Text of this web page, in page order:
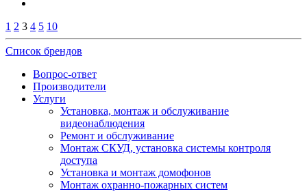
1 2 3 4 5 10
Список брендов
Вопрос-ответ
Производители
Услуги
Установка, монтаж и обслуживание
видеонаблюдения
Ремонт и обслуживание
Монтаж СКУД, установка системы контроля
доступа
Установка и монтаж домофонов
Монтаж охранно-пожарных систем